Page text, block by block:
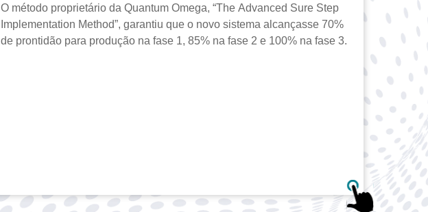
O método proprietário da Quantum Omega, “The Advanced Sure Step
Implementation Method”, garantiu que o novo sistema alcançasse 70%
de prontidão para produção na fase 1, 85% na fase 2 e 100% na fase 3.